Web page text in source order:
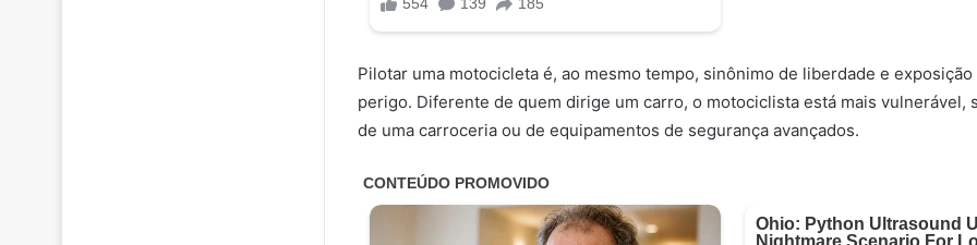
Pilotar uma motocicleta é, ao mesmo tempo, sinônimo de liberdade e
perigo. Diferente de quem dirige um carro, o motociclista está mais vulnerável,
de uma carroceria ou de equipamentos de segurança avançados.